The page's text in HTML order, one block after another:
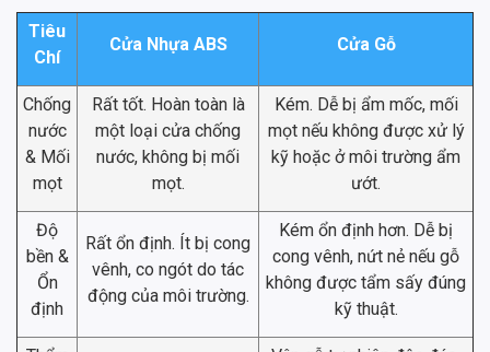
Tiêu
Chí
Cửa Nhựa ABS Cửa Gỗ
Chống
nước
& Mối
mọt
Rất tốt. Hoàn toàn là
một loại cửa chống
nước, không bị mối
mọt.
Kém. Dễ bị ẩm mốc, mối
mọt nếu không được xử lý
kỹ hoặc ở môi trường ẩm
ướt.
Độ
bền &
Ổn
định
Rất ổn định. Ít bị cong
vênh, co ngót do tác
động của môi trường.
Kém ổn định hơn. Dễ bị
cong vênh, nứt nẻ nếu gỗ
không được tẩm sấy đúng
kỹ thuật.